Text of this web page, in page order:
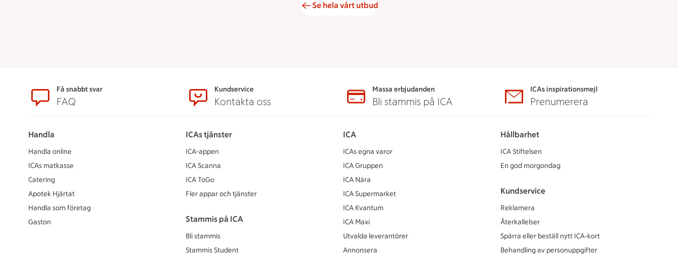
Se hela vårt utbud
SidfotFå snabbt svar
FAQ
Kundservice
Kontakta oss
Massa erbjudanden
Bli stammis på ICA
ICAs inspirationsmejl
Prenumerera
Handla
Handla online
ICAs matkasse
Catering
Apotek Hjärtat
Handla som företag
Gaston
ICAs tjänster
ICA-appen
ICA Scanna
ICA ToGo
Fler appar och tjänster
Stammis på ICA
Bli stammis
Stammis Student
ICA
ICAs egna varor
ICA Gruppen
ICA Nära
ICA Supermarket
ICA Kvantum
ICA Maxi
Utvalda leverantörer
Annonsera
Hållbarhet
ICA Stiftelsen
En god morgondag
Kundservice
Reklamera
Återkallelser
Spärra eller beställ nytt ICA-kort
Behandling av personuppgifter